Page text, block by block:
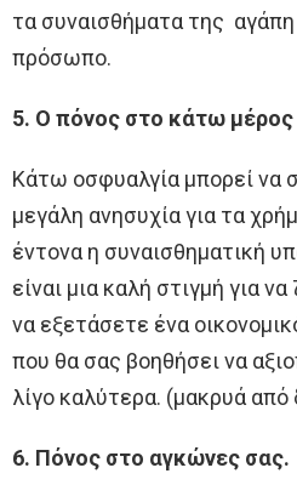
τα συναισθήματα της
πρόσωπο.
5. Ο πόνος στο κάτω
Κάτω οσφυαλγία μπορεί να
μεγάλη ανησυχία για τα
έντονα η συναισθηματική
είναι μια καλή στιγμή για
να εξετάσετε ένα
που θα σας βοηθήσει να
λίγο καλύτερα. (μακρυά από
6. Πόνος στο αγκώνες σας.